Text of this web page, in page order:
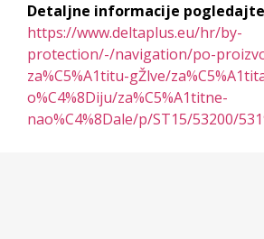
Detaljne informacije
https://www.deltaplus.eu/hr/by-
protection/-/navigation/po-
za%C5%A1titu-gŽlve/
o%C4%8Diju/za%C5%A1titne-
nao%C4%8Dale/p/ST15/53200/